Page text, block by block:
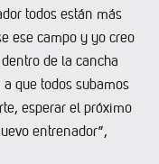
todos están más
ese campo y yo creo
de la cancha
que todos subamos
esperar el próximo
entrenador”,